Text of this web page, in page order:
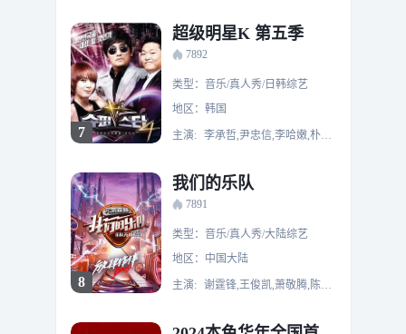
7
超级明星K 第五季
7892
类型：音乐/真人秀/日韩综艺
地区：韩国
主演: 李承哲,尹忠信,李哈嫩,朴载正,朴时焕,宋希珍,金敏智,张元基,林顺英,郑仁雨,Mashibro,Weebly
8
我们的乐队
7891
类型：音乐/真人秀/大陆综艺
地区：中国大陆
主演: 谢霆锋,王俊凯,萧敬腾,陈嘉桦,李莎旻子,邓紫棋